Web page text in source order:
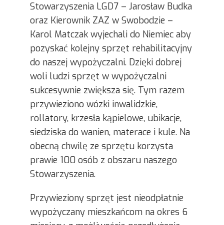
Stowarzyszenia LGD7 – Jarosław Budka
oraz Kierownik ZAZ w Swobodzie –
Karol Matczak wyjechali do Niemiec aby
pozyskać kolejny sprzęt rehabilitacyjny
do naszej wypożyczalni. Dzięki dobrej
woli ludzi sprzęt w wypożyczalni
sukcesywnie zwiększa się. Tym razem
przywieziono wózki inwalidzkie,
rollatory, krzesła kąpielowe, ubikacje,
siedziska do wanien, materace i kule. Na
obecną chwilę ze sprzętu korzysta
prawie 100 osób z obszaru naszego
Stowarzyszenia.
Przywieziony sprzęt jest nieodpłatnie
wypożyczany mieszkańcom na okres 6